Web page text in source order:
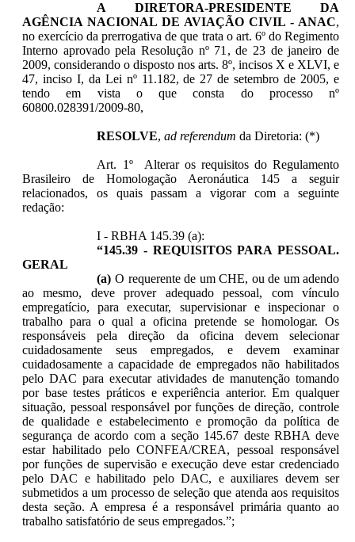
A
DIRETORA-PRESIDENTE DA
AGÊNCIA NACIONAL DE AVIAÇÃO CIVIL - ANAC,
no exercício da prerrogativa de que trata o art. 6º do Regimento
Interno aprovado pela Resolução nº 71, de 23 de janeiro de
2009, considerando o disposto nos arts. 8º, incisos X e XLVI, e
47, inciso I, da Lei nº 11.182, de 27 de setembro de 2005, e
tendo em vista o que consta do processo nº
60800.028391/2009-80,
RESOLVE,ad referendum da Diretoria: (*)
Art. 1º Alterar os requisitos do Regulamento
Brasileiro de Homologação Aeronáutica 145 a seguir
relacionados, os quais passam a vigorar com a seguinte
redação:
I - RBHA 145.39 (a):
“145.39 - REQUISITOS PARA PESSOAL.
GERAL
(a) O requerente de um CHE, ou de um adendo
ao mesmo, deve prover adequado pessoal, com vínculo
empregatício, para executar, supervisionar e inspecionar o
trabalho para o qual a oficina pretende se homologar. Os
responsáveis pela direção da oficina devem selecionar
cuidadosamente seus empregados, e devem examinar
cuidadosamente a capacidade de empregados não habilitados
pelo DAC para executar atividades de manutenção tomando
por base testes práticos e experiência anterior. Em qualquer
situação, pessoal responsável por funções de direção, controle
de qualidade e estabelecimento e promoção da política de
segurança de acordo com a seção 145.67 deste RBHA deve
estar habilitado pelo CONFEA/CREA, pessoal responsável
por funções de supervisão e execução deve estar credenciado
pelo DAC e habilitado pelo DAC, e auxiliares devem ser
submetidos a um processo de seleção que atenda aos requisitos
desta seção. A empresa é a responsável primária quanto ao
trabalho satisfatório de seus empregados.”;